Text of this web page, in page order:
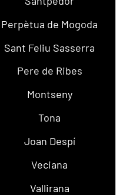
Perpètua de Mogoda
Sant Feliu Sasserra
Pere de Ribes
Montseny
Tona
Joan Despí
Veciana
Vallirana